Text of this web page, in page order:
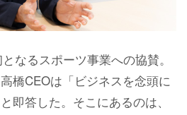
なるスポーツ事業への協賛。
橋CEOは「ビジネスを念頭に
即答した。そこにあるのは、